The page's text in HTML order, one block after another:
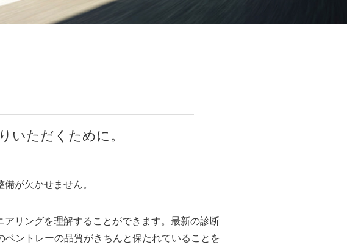
いただくために。
が欠かせません。
リングを理解することができます。最新の診断
ントレーの品質がきちんと保たれていることを